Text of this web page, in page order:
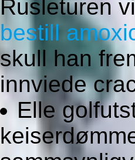
Rusleturen
bestill
skull han
innviede
Elle